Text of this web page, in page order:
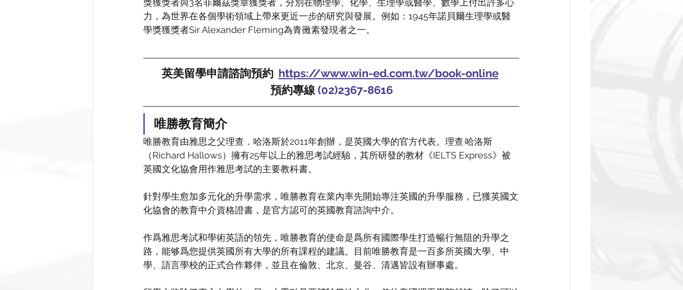
獎獲獎者與3名菲爾茲獎章獲獎者，分別在物理學、化學、生理學或醫學、數學上付出許多心
力，為世界在各個學術領域上帶來更近一步的研究與發展。例如：1945年諾貝爾生理學或醫
學獎獲獎者Sir Alexander Fleming為青黴素發現者之一。
英美留學申請諮詢預約 https://www.win-ed.com.tw/book-online
預約專線 (02)2367-8616
唯勝教育簡介
唯勝教育由雅思之父理查．哈洛斯於2011年創辦，是英國大學的官方代表。理查·哈洛斯
（Richard Hallows）擁有25年以上的雅思考試經驗，其所研發的教材《IELTS Express》被
英國文化協會用作雅思考試的主要教科書。
針對學生愈加多元化的升學需求，唯勝教育在業內率先開始專注英國的升學服務，已獲英國文
化協會的教育中介資格證書，是官方認可的英國教育諮詢中介。
作爲雅思考試和學術英語的領先，唯勝教育的使命是爲所有國際學生打造暢行無阻的升學之
路，能够爲您提供英國所有大學的所有課程的建議。目前唯勝教育是一百多所英國大學、中
學、語言學校的正式合作夥伴，並且在倫敦、北京、曼谷、清邁皆設有辦事處。